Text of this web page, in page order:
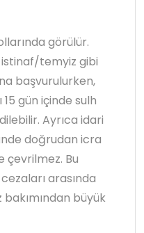
görülür.
istinaf/temyiz gibi
başvurulurken,
gün içinde sulh
Ayrıca idari
doğrudan icra
çevrilmez. Bu
arasında
büyük